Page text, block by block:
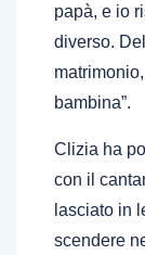
papà, e io
diverso.
bambina”.
Clizia ha
con il
lasciato in
scendere